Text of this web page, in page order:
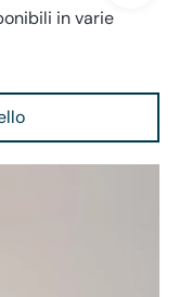
in varie